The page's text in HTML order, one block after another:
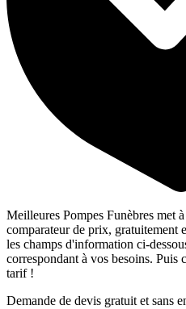
Meilleures Pompes Funèbres met
comparateur de prix, gratuitement
les champs d'information ci-
correspondant à vos besoins.
tarif !
Demande de devis gratuit et sans